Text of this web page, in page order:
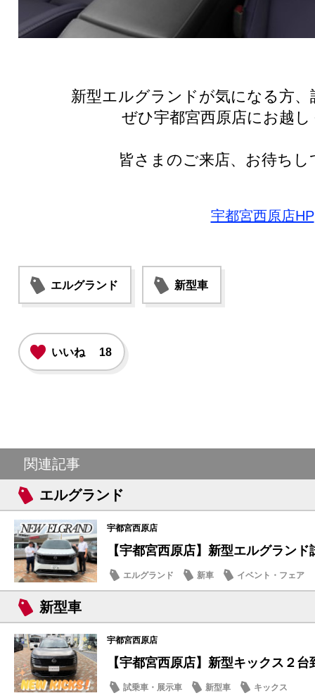
新型エルグランドが気になる方
ぜひ宇都宮西原店にお越
皆さまのご来店、お待ち
宇都宮西原店HP
エルグランド 新型車
いいね 18
関連記事
エルグランド
宇都宮西原店
【宇都宮西原店】新型エルグランド
エルグランド 新車 イベント・フェア
新型車
宇都宮西原店
【宇都宮西原店】新型キックス２台
試乗車・展示車 新型車 キックス